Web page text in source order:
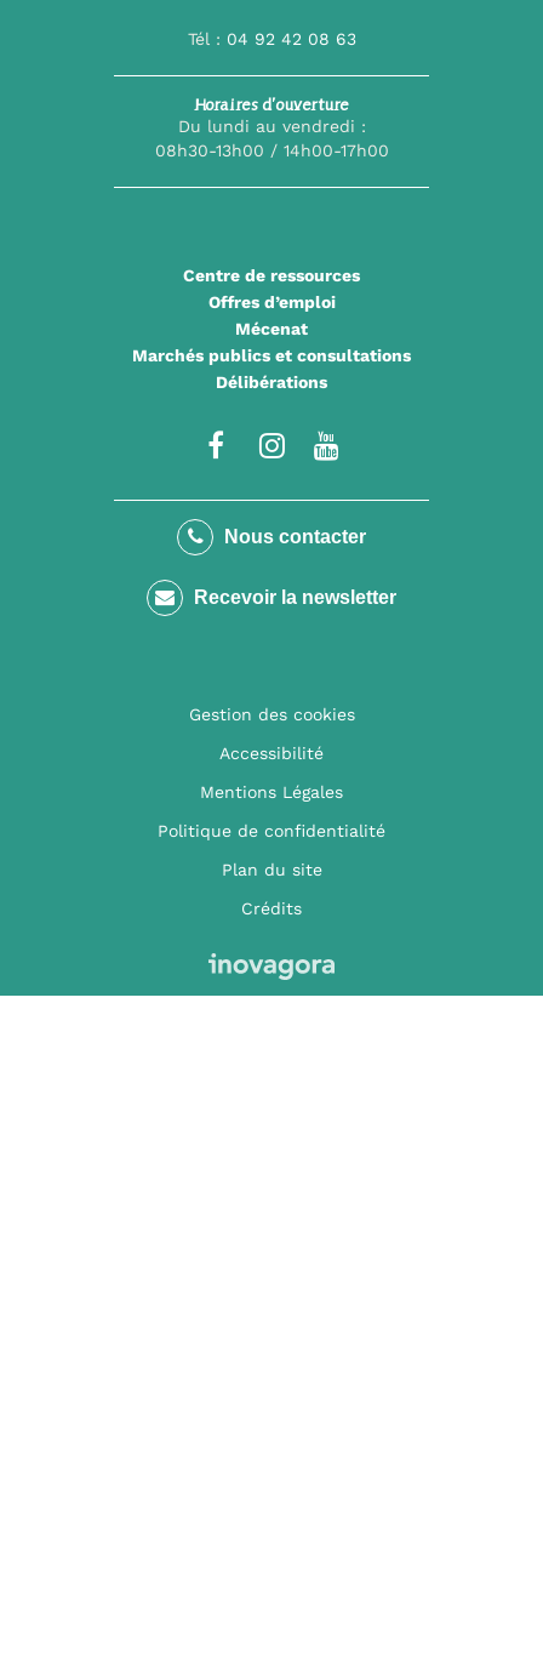
Tél : 04 92 42 08 63
Horaires d’ouverture
Du lundi au vendredi :
08h30-13h00 / 14h00-17h00
Centre de ressources
Offres d’emploi
Mécenat
Marchés publics et consultations
Délibérations
Lien
le
Facebook
Lien
le
Instagram
la
Youtube
Nous contacter
Recevoir la newsletter
Gestion des cookies
Accessibilité
Mentions Légales
Politique de confidentialité
Plan du site
Crédits